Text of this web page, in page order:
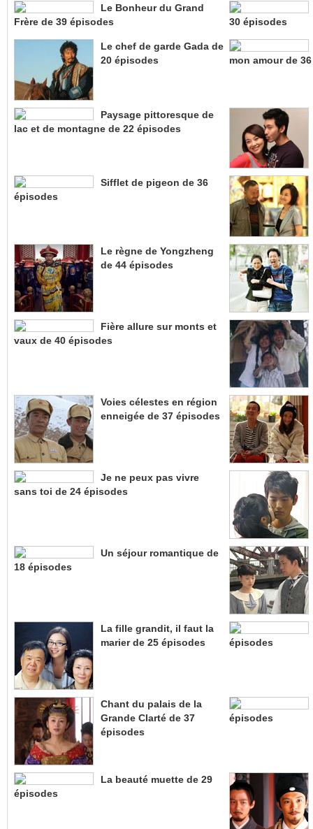
Le Bonheur du Grand
Frère de 39 épisodes
30 épisodes
Le chef de garde Gada de
20 épisodes
mon amour de
Paysage pittoresque de
lac et de montagne de 22 épisodes
Sifflet de pigeon de 36
épisodes
Le règne de Yongzheng
de 44 épisodes
Fière allure sur monts et
vaux de 40 épisodes
Voies célestes en région
enneigée de 37 épisodes
Je ne peux pas vivre
sans toi de 24 épisodes
Un séjour romantique de
18 épisodes
La fille grandit, il faut la
marier de 25 épisodes
épisodes
Chant du palais de la
Grande Clarté de 37
épisodes
épisodes
La beauté muette de 29
épisodes